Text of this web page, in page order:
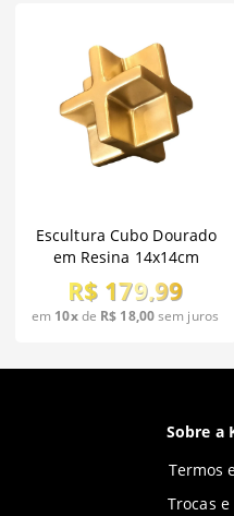
Escultura Cubo Dourado
em Resina 14x14cm
R$ 179,99
em 10xde R$ 18,00sem juros
Sobre a
Termos
Trocas e